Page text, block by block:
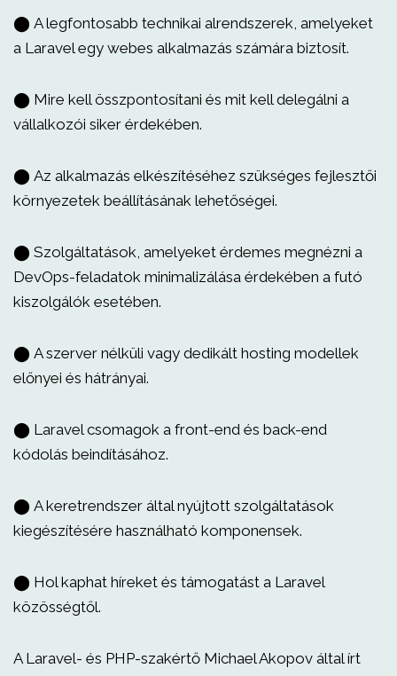
⬤ A legfontosabb technikai alrendszerek, amelyeket
a Laravel egy webes alkalmazás számára biztosít.
⬤ Mire kell összpontosítani és mit kell delegálni a
vállalkozói siker érdekében.
⬤ Az alkalmazás elkészítéséhez szükséges fejlesztői
környezetek beállításának lehetőségei.
⬤ Szolgáltatások, amelyeket érdemes megnézni a
DevOps-feladatok minimalizálása érdekében a futó
kiszolgálók esetében.
⬤ A szerver nélküli vagy dedikált hosting modellek
előnyei és hátrányai.
⬤ Laravel csomagok a front-end és back-end
kódolás beindításához.
⬤ A keretrendszer által nyújtott szolgáltatások
kiegészítésére használható komponensek.
⬤ Hol kaphat híreket és támogatást a Laravel
közösségtől.
A Laravel- és PHP-szakértő Michael Akopov által írt